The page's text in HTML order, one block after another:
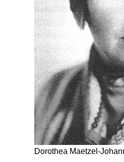
Dorothea Maetzel-